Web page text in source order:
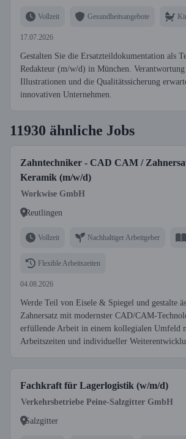
Vollzeit Gesundheitsangebote
17.07.2026
Gestalten Sie die Ersatzteildokumentation als
Redakteur (m/w/d) in München.
Illustrationen und die Qualitätssicherung
innovativen Unternehmen.
11930 ähnliche Jobs
Zahntechniker - CAD CAM /
Keramik (m/w/d)
Workwise GmbH
Reutlingen
Vollzeit Nachhaltiger Arbeitgeber
Flexible Arbeitszeiten
04.08.2026
Werde Teil von Eisele & Spiegel und gestalte
Zahnersatz mit modernster CAD/CAM-
erfüllende Arbeit in einem kollegialen Umfeld
Arbeitszeiten und individueller
Fachkraft für Lagerlogistik (w/m/d)
Verkehrsbetriebe Peine-Salzgitter GmbH
Salzgitter